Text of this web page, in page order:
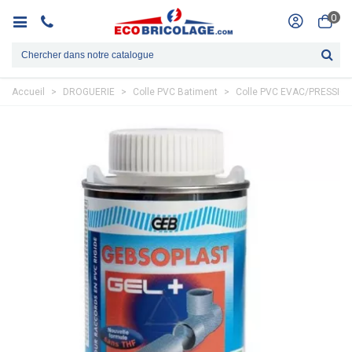
0
Accueil > DROGUERIE > Colle PVC Batiment > Colle PVC EVAC/